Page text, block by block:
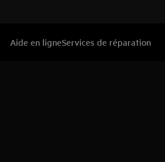
Aide en ligneServices de réparation